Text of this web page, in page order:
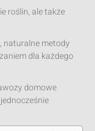
roślin, ale także
naturalne metody
dla każdego
domowe